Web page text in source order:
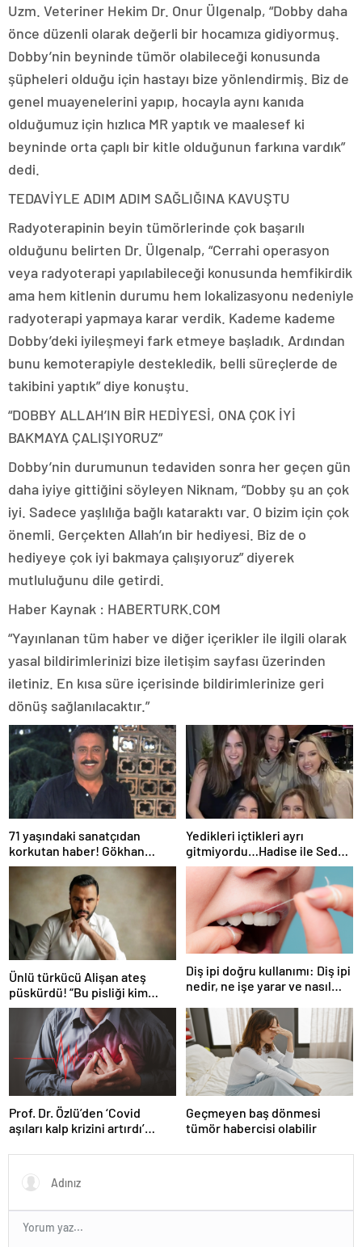
Uzm. Veteriner Hekim Dr. Onur Ülgenalp, “Dobby daha
önce düzenli olarak değerli bir hocamıza gidiyormuş.
Dobby’nin beyninde tümör olabileceği konusunda
şüpheleri olduğu için hastayı bize yönlendirmiş. Biz de
genel muayenelerini yapıp, hocayla aynı kanıda
olduğumuz için hızlıca MR yaptık ve maalesef ki
beyninde orta çaplı bir kitle olduğunun farkına vardık”
dedi.
TEDAVİYLE ADIM ADIM SAĞLIĞINA KAVUŞTU
Radyoterapinin beyin tümörlerinde çok başarılı
olduğunu belirten Dr. Ülgenalp, “Cerrahi operasyon
veya radyoterapi yapılabileceği konusunda hemfikirdik
ama hem kitlenin durumu hem lokalizasyonu nedeniyle
radyoterapi yapmaya karar verdik. Kademe kademe
Dobby’deki iyileşmeyi fark etmeye başladık. Ardından
bunu kemoterapiyle destekledik, belli süreçlerde de
takibini yaptık” diye konuştu.
“DOBBY ALLAH’IN BİR HEDİYESİ, ONA ÇOK İYİ
BAKMAYA ÇALIŞIYORUZ”
Dobby’nin durumunun tedaviden sonra her geçen gün
daha iyiye gittiğini söyleyen Niknam, “Dobby şu an çok
iyi. Sadece yaşlılığa bağlı kataraktı var. O bizim için çok
önemli. Gerçekten Allah’ın bir hediyesi. Biz de o
hediyeye çok iyi bakmaya çalışıyoruz” diyerek
mutluluğunu dile getirdi.
Haber Kaynak : HABERTURK.COM
“Yayınlanan tüm haber ve diğer içerikler ile ilgili olarak
yasal bildirimlerinizi bize iletişim sayfası üzerinden
iletiniz. En kısa süre içerisinde bildirimlerinize geri
dönüş sağlanılacaktır.”
71 yaşındaki sanatçıdan
korkutan haber! Gökhan
Güney hastaneye kaldırıldı!
Yedikleri içtikleri ayrı
gitmiyordu…Hadise ile Seda
Bakan arasında ipler koptu!
Seda Bakan’dan manidar
paylaşım…
Ünlü türkücü Alişan ateş
püskürdü! “Bu pisliği kim
yaptıysa ortaya çıkacak!”
Diş ipi doğru kullanımı: Diş ipi
nedir, ne işe yarar ve nasıl
Prof. Dr. Özlü’den ‘Covid
aşıları kalp krizini artırdı’
Geçmeyen baş dönmesi
tümör habercisi olabilir